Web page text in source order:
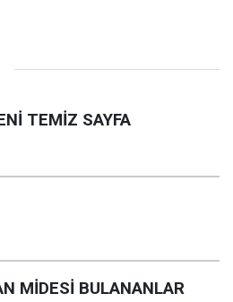
TEMİZ SAYFA
MİDESİ BULANANLAR